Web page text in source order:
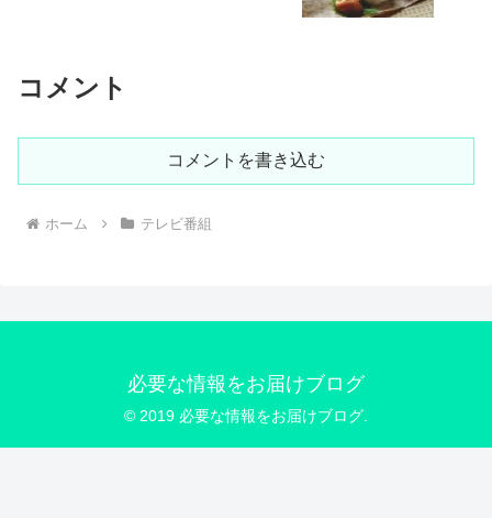
コメント
コメントを書き込む
ホーム テレビ番組
必要な情報をお届けブログ
© 2019 必要な情報をお届けブログ.